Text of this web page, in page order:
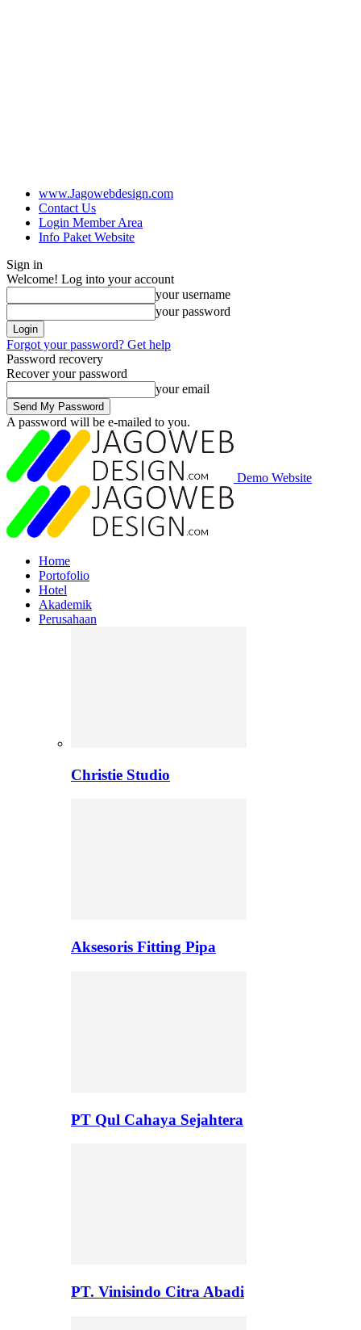
www.Jagowebdesign.com
Contact Us
Login Member Area
Info Paket Website
Sign in
Welcome! Log into your account
your username
your password
Forgot your password? Get help
Password recovery
Recover your password
your email
A password will be e-mailed to you.
Demo Website
Home
Portofolio
Hotel
Akademik
Perusahaan
Christie Studio
Aksesoris Fitting Pipa
PT Qul Cahaya Sejahtera
PT. Vinisindo Citra Abadi